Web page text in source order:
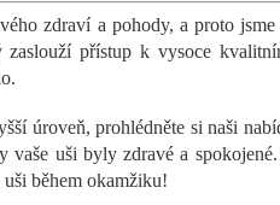
l
á
a
c
í
p
r
zdraví a pohody, a proto
přístup k vysoce
úroveň, prohlédněte si naši
vaše uši byly zdravé a
během okamžiku!